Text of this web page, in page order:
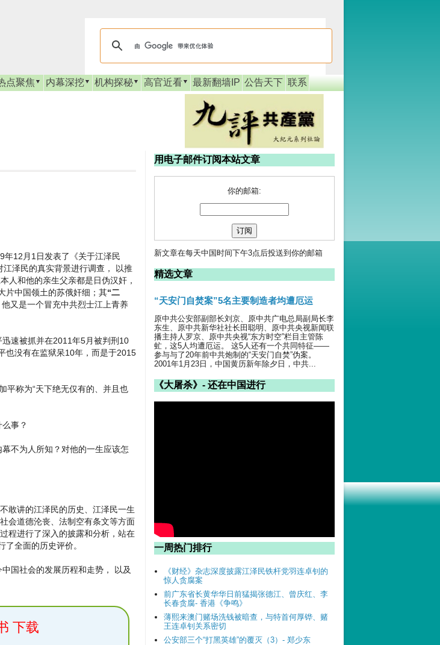
点聚焦 内幕深挖 机构探秘 高官近看 最新翻墙IP 公告天下 联系
12月1日发表了《关于江泽民
江泽民的真实背景进行调查， 以推
人和他的亲生父亲都是日伪汉奸，
片中国领土的苏俄奸细；其“二
他又是一个冒充中共烈士江上青养
速被抓并在2011年5月被判刑10
也没有在监狱呆10年，而是于2015
称为“天下绝无仅有的、并且也
事？
不为人所知？对他的一生应该怎
讲的江泽民的历史、江泽民一生
会道德沦丧、法制空有条文等方面
程进行了深入的披露和分析，站在
全面的历史评价。
国社会的发展历程和走势， 以及
下载
用电子邮件订阅本站文章
你的邮箱:
新文章在每天中国时间下午3点后投送到你的邮箱
精选文章
“天安门自焚案”5名主要制造者均遭厄运
原中共公安部副部长刘京、原中共广电总局副局长李
东生、原中共新华社社长田聪明、原中共央视新闻联
播主持人罗京、原中共央视“东方时空”栏目主管陈
虻，这5人均遭厄运。 这5人还有一个共同特征——
参与与了20年前中共炮制的“天安门自焚”伪案。
2001年1月23日，中国黄历新年除夕日，中共...
《大屠杀》- 还在中国进行
一周热门排行
《财经》杂志深度披露江泽民铁杆党羽连卓钊的
惊人贪腐案
前广东省长黄华华日前猛揭张德江、曾庆红、李
长春贪腐- 香港《争鸣》
薄熙来澳门赌场洗钱被暗查，与特首何厚铧、赌
王连卓钊关系密切
公安部三个“打黑英雄”的覆灭（3）- 郑少东